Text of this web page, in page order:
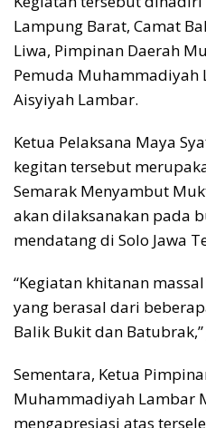
Lampung Barat, Camat
Liwa, Pimpinan Daerah
Pemuda Muhammadiyah
Aisyiyah Lambar.
Ketua Pelaksana Maya
kegitan tersebut
Semarak Menyambut
akan dilaksanakan pada
mendatang di Solo Jawa
“Kegiatan khitanan
yang berasal dari
Balik Bukit dan
Sementara, Ketua
Muhammadiyah Lambar
mengapresiasi atas